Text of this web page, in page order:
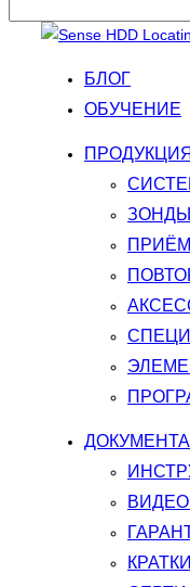
Перейти
содержимомуБЛОГ
ОБУЧЕНИЕ
ЗОНДЫ